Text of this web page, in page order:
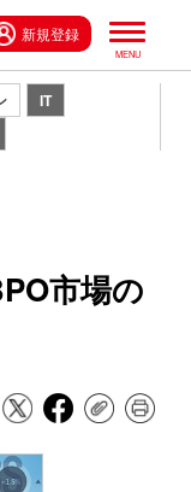
新規登録
IT
市場の